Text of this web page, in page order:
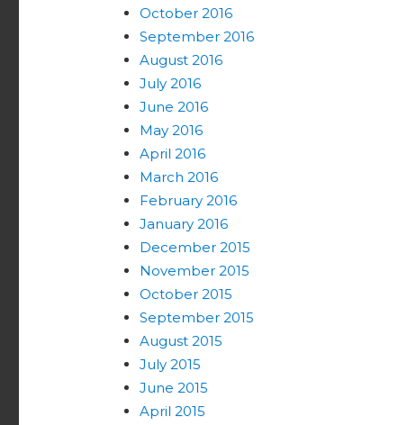
October 2016
September 2016
August 2016
July 2016
June 2016
May 2016
April 2016
March 2016
February 2016
January 2016
December 2015
November 2015
October 2015
September 2015
August 2015
July 2015
June 2015
April 2015